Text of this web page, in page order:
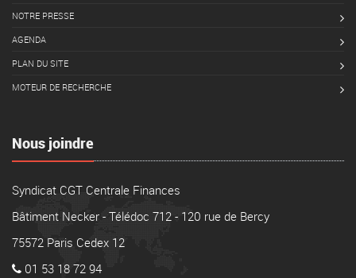
NOTRE PRESSE
AGENDA
PLAN DU SITE
MOTEUR DE RECHERCHE
Nous joindre
Syndicat CGT Centrale Finances
Bâtiment Necker - Télédoc 712 - 120 rue de Bercy
75572 Paris Cedex 12
01 53 18 72 94